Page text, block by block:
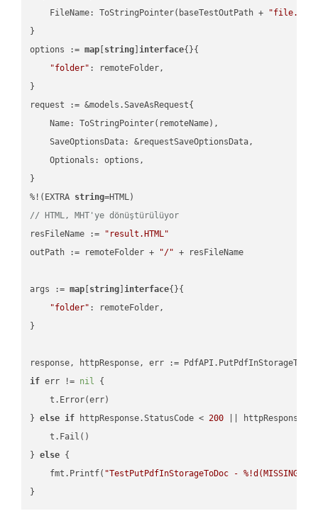
    FileName: ToStringPointer(baseTestOutPath +
"file.DOC"
}
options := map string ]interface{}{
"folder" : remoteFolder,
}
request := &models.SaveAsRequest{
    Name: ToStringPointer(remoteName),
    SaveOptionsData: &requestSaveOptionsData,
    Optionals: options,
}
%!(EXTRA string
// HTML, MHT'ye dönüştürülüyor
resFileName :=
"result.HTML"
outPath := remoteFolder +
"/" + resFileName
args := map string ]interface{}{
"folder" : remoteFolder,
}
if err != nil {
    t.Error(err)
} else if httpResponse.StatusCode < 200 ||
    t.Fail()
} else {
    fmt.Printf(
"TestPutPdfInStorageToDoc - %!d(MISSING)\n"